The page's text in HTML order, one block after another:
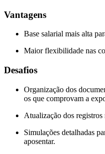
Vantagens
Base salarial mais alta
Maior flexibilidade nas
Desafios
Organização dos
os que comprovam a
Atualização dos
Simulações detalhadas
aposentar.